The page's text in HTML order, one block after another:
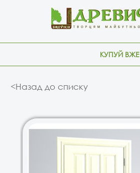
КУПУЙ ВЖЕ
<Назад до списку